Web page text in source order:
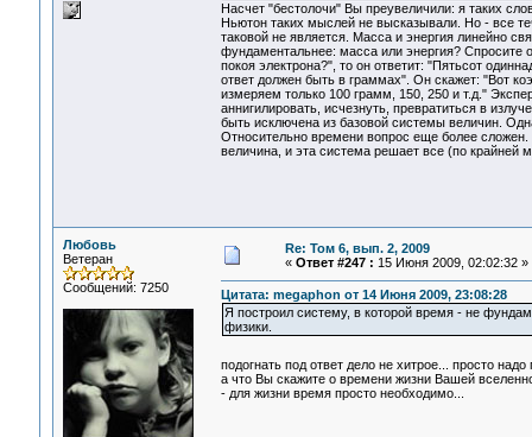
Насчет "бестолочи" Вы преувеличили: я таких
Ньютон таких мыслей не высказывали. Но - все
таковой не является. Масса и энергия линейно
фундаментальнее: масса или энергия? Спросите
покоя электрона?", то он ответит: "Пятьсот
ответ должен быть в граммах". Он скажет: "Вот
измеряем только 100 грамм, 150, 250 и т.д."
аннигилировать, исчезнуть, превратиться в
быть исключена из базовой системы величин.
Относительно времени вопрос еще более
величина, и эта система решает все (по крайней
Любовь
Ветеран
Сообщений: 7250
Re: Том 6, вып. 2, 2009
« Ответ #247 : 15 Июня 2009, 02:02:32 »
Цитата: megaphon от 14 Июня 2009, 23:08:28
Я построил систему, в которой время - не
физики.
подогнать под ответ дело не хитрое... просто
а что Вы скажите о времени жизни Вашей
- для жизни время просто необходимо...